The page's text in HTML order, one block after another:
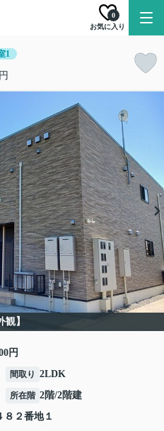
お気に入り
0
1
観】
円
間取り 2LDK
所在階 2階/2階建
８２番地１